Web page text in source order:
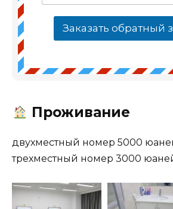
Заказать обратный
Проживание
двухместный номер 5000
трехместный номер 3000